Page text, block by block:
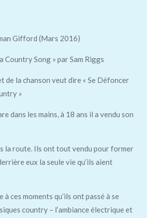
Gifford (Mars 2016)
Country Song » par Sam Riggs
de la chanson veut dire « Se Défoncer
»
dans les mains, à 18 ans il a vendu son
la route. Ils ont tout vendu pour former
eux la seule vie qu’ils aient
à ces moments qu’ils ont passé à se
country – l’ambiance électrique et